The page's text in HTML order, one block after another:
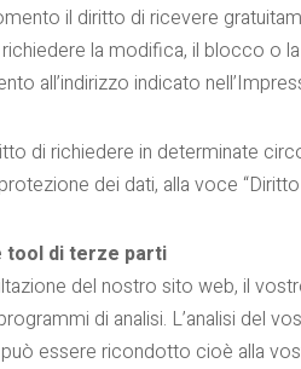
il diritto di ricevere
la modifica, il blocco o
all’indirizzo indicato
di richiedere in determinate
dei dati, alla voce
tool di terze parti
del nostro sito web, il
di analisi. L’analisi del
essere ricondotto cioè alla